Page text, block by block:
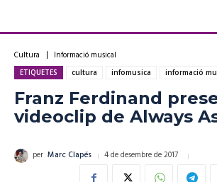
Cultura Informació musical
ETIQUETES cultura infomusica informació
Franz Ferdinand
videoclip de Always
per Marc Clapés 4 de desembre de 2017